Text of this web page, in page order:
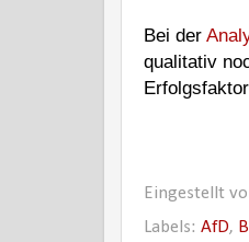
Bei der
qualitativ
Eingestellt
Labels: AfD,